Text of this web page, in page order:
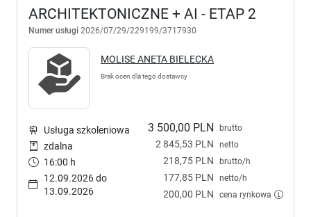
ARCHITEKTONICZNE + AI - ETAP 2
Numer usługi 2026/07/29/229199/3717930
MOLISE ANETA BIELECKA
Brak ocen dla tego dostawcy
3 500,00 PLN brutto
2 845,53 PLN netto
218,75 PLN brutto/h
177,85 PLN netto/h
200,00 PLN cena rynkowa
Usługa szkoleniowa
zdalna
16:00 h
12.09.2026 do
13.09.2026